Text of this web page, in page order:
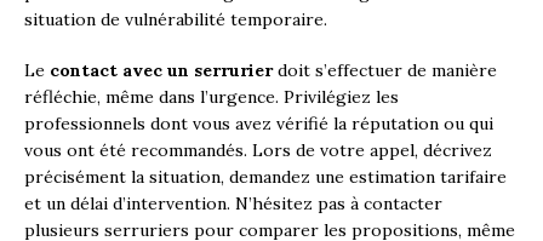
situation de vulnérabilité temporaire.
Le contact avec un serrurierdoit s’effectuer de manière
réfléchie, même dans l’urgence. Privilégiez les
professionnels dont vous avez vérifié la réputation ou qui
vous ont été recommandés. Lors de votre appel, décrivez
précisément la situation, demandez une estimation tarifaire
et un délai d’intervention. N’hésitez pas à contacter
plusieurs serruriers pour comparer les propositions, même